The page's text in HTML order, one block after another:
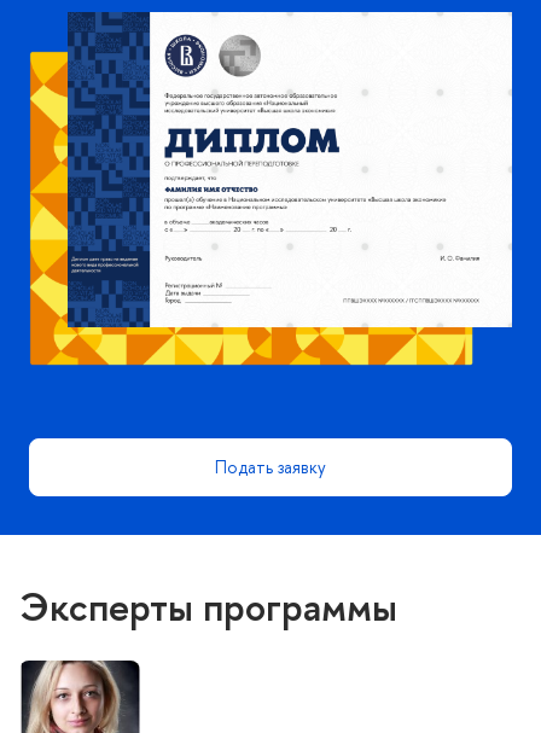
Подать заявку
Эксперты программы